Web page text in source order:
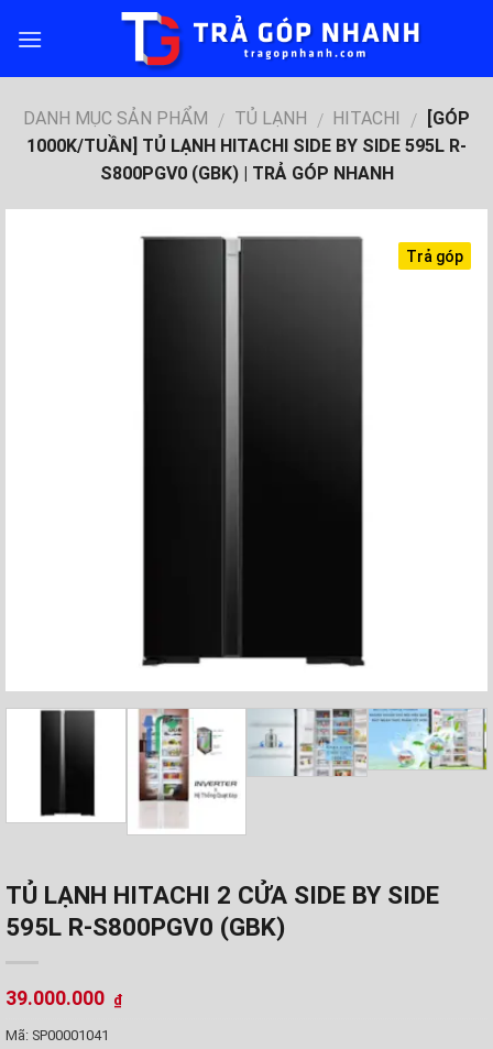
DANH MỤC SẢN PHẨM / TỦ LẠNH / HITACHI /
[GÓP
1000K/TUẦN] TỦ LẠNH HITACHI SIDE BY SIDE 595L R-
S800PGV0 (GBK) | TRẢ GÓP NHANH
Trả góp
TỦ LẠNH HITACHI 2 CỬA SIDE BY SIDE
595L R-S800PGV0 (GBK)
39.000.000 ₫
Mã: SP00001041